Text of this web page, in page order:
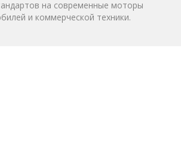
на современные моторы
и коммерческой техники.